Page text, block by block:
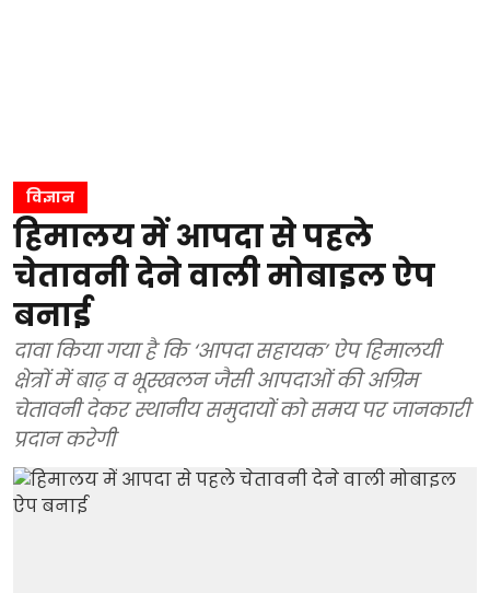
विज्ञान
हिमालय में आपदा से पहले
चेतावनी देने वाली मोबाइल ऐप
बनाई
दावा किया गया है कि ‘आपदा सहायक’ ऐप हिमालयी
क्षेत्रों में बाढ़ व भूस्खलन जैसी आपदाओं की अग्रिम
चेतावनी देकर स्थानीय समुदायों को समय पर जानकारी
प्रदान करेगी